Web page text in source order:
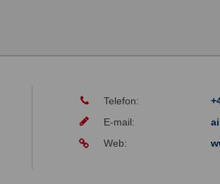
Telefon:
E-mail:
Web: